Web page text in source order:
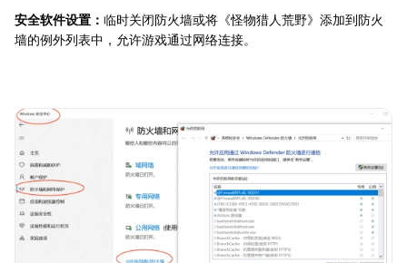
安全软件设置： 临时关闭防火墙或将《怪物猎人荒野》添加到防火
墙的例外列表中，允许游戏通过网络连接。